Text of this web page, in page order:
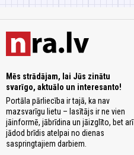
Mēs strādājam, lai Jūs zinātu
svarīgo, aktuālo un interesanto!
Portāla pārliecība ir tajā, ka nav
mazsvarīgu lietu – lasītājs ir ne vien
jāinformē, jābrīdina un jāizglīto, bet arī
jādod brīdis atelpai no dienas
saspringtajiem darbiem.